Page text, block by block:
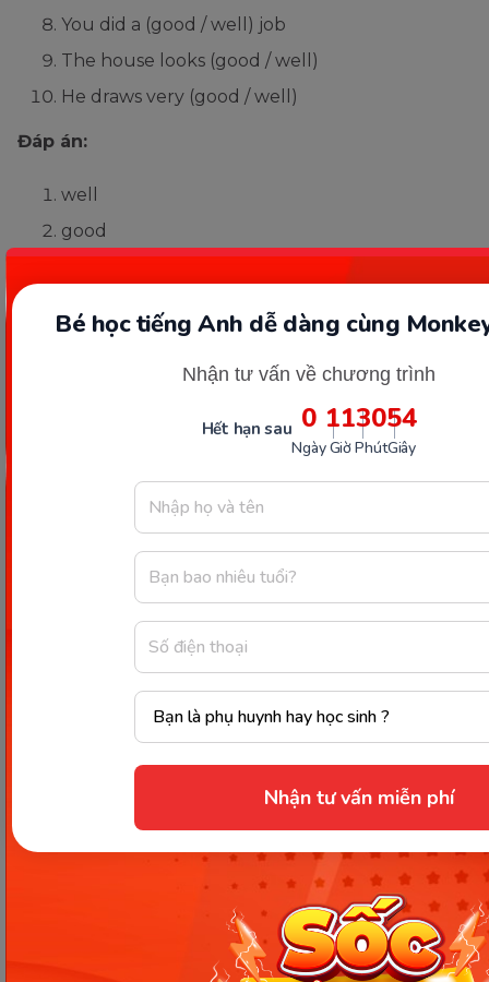
Bé học tiếng Anh dễ dàng cùng
Nhận tư vấn về chương trình
Hết hạn sau 0
Ngày
11
Giờ
30
Phút
53
Giây
Nhận tư vấn miễn phí
You did a (good / well) job
The house looks (good / well)
He draws very (good / well)
Đáp án:
well
good
well
Bài tập 4: Viết lại câu dùng từ
đặc biệt chú ý cách dùng “good” và “well”.
He did good in the race.
I don’t feel good – maybe I’m getting sick.
He’s a well football player.
The team played good tonight.